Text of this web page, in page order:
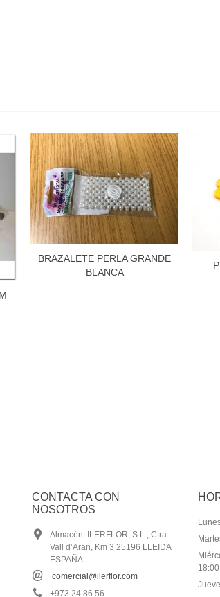
BRAZALETE PERLA GRANDE
BLANCA
CONTACTA CON
NOSOTROS
Almacén: ILERFLOR, S.L., Ctra.
Vall d’Aran, Km 3 25196 LLEIDA
ESPAÑA
comercial@ilerflor.com
+973 24 86 56
18:00